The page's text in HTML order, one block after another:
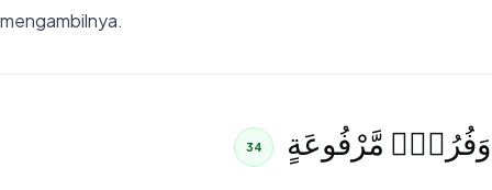
mengambilnya.
وَفُرُشٍۢ مَّرْفُوعَةٍ 34